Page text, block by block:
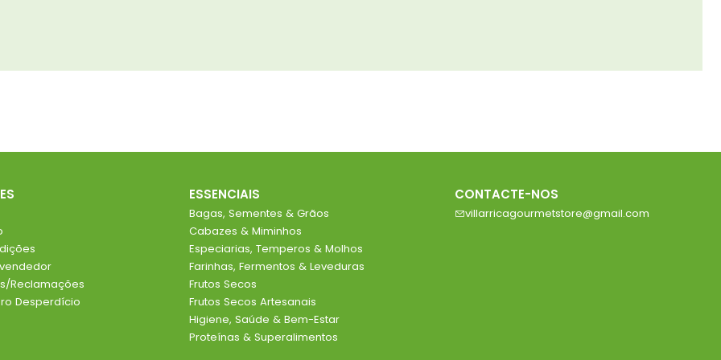
Reclamações
Desperdício
ESSENCIAIS
Bagas, Sementes & Grãos
Cabazes & Miminhos
Especiarias, Temperos & Molhos
Farinhas, Fermentos & Leveduras
Frutos Secos
Frutos Secos Artesanais
Higiene, Saúde & Bem-Estar
Proteínas & Superalimentos
CONTACTE-NOS
villarricagourmetstore@gmail.com